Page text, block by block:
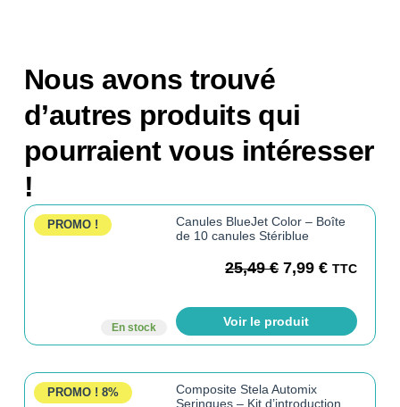
Nous avons trouvé
d’autres produits qui
pourraient vous intéresser
!
PROMO !
En stock
Canules BlueJet Color – Boîte
de 10 canules Stériblue
25,49€ 7,99€ TTC
Voir le produit
PROMO ! 8%
Composite Stela Automix
Seringues – Kit d’introduction